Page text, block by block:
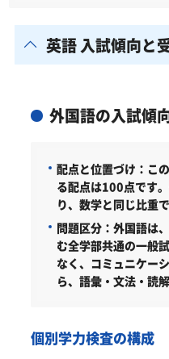
英語 入試傾向と
外国語の入試傾
配点と位置づけ： こ
る配点は100点です
り、数学と同じ比重
問題区分： 外国語は
む全学部共通の一般
なく、コミュニケー
ら、語彙・文法・読
個別学力検査の構成